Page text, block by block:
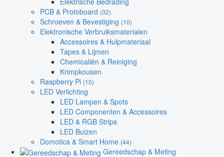
PCB & Protoboard (32)
Schroeven & Bevestiging (10)
Elektronische Verbruiksmaterialen
Accessoires & Hulpmateriaal
Tapes & Lijmen
Chemicaliën & Reiniging
Krimpkousen
Raspberry Pi (10)
LED Verlichting
LED Lampen & Spots
LED Componenten & Accessoires
LED & RGB Strips
LED Buizen
Domotica & Smart Home (44)
Gereedschap & Meting